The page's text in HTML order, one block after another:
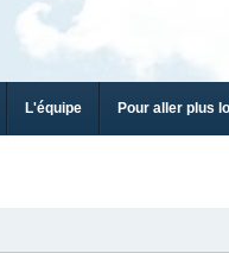
L'équipe Pour aller plus